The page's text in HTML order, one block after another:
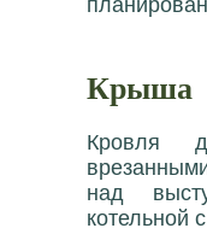
Крыша
Кровля
над
котельной